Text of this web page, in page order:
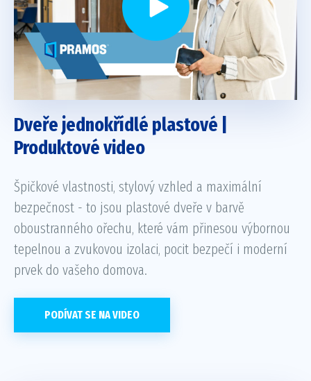
Dveře jednokřídlé plastové |
Produktové video
Špičkové vlastnosti, stylový vzhled a maximální
bezpečnost - to jsou plastové dveře v barvě
oboustranného ořechu, které vám přinesou výbornou
tepelnou a zvukovou izolaci, pocit bezpečí i moderní
prvek do vašeho domova.
PODÍVAT SE NA VIDEO